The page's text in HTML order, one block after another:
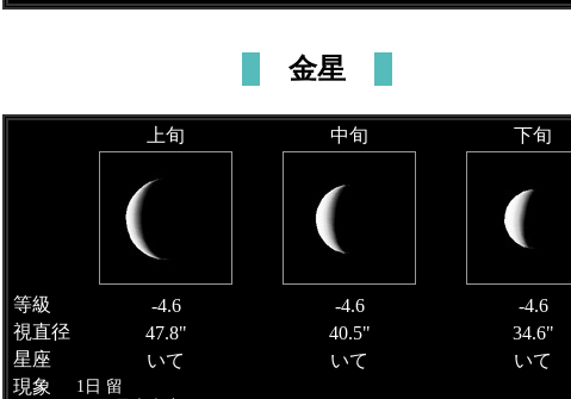
金星
上旬 中旬 下旬
等級 -4.6 -4.6
-4.6
視直径
47.8" 40.5"
34.6"
星座
いて いて
いて
現象
1日 留